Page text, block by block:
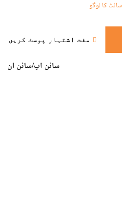
مفت اشتہار پوسٹ کریں
سائن اپ/سائن ان